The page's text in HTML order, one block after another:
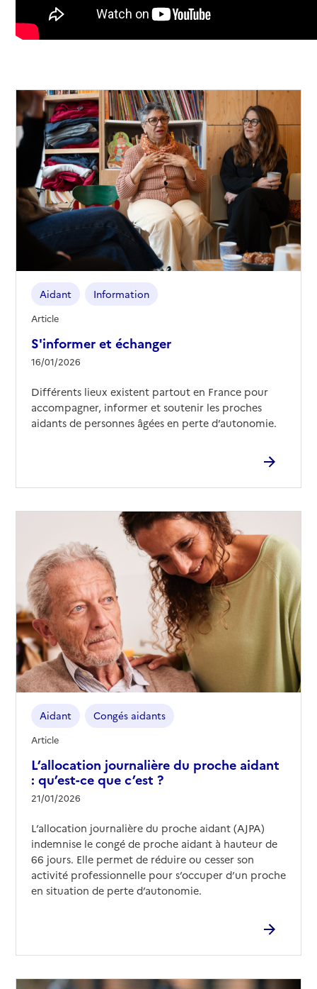
S'informer et échanger
16/01/2026
Aidant Information
Article
Différents lieux existent partout en France pour
accompagner, informer et soutenir les proches
aidants de personnes âgées en perte d’autonomie.
L’allocation journalière du proche aidant
: qu’est-ce que c’est ?
21/01/2026
Aidant Congés aidants
Article
L’allocation journalière du proche aidant (AJPA)
indemnise le congé de proche aidant à hauteur de
66 jours. Elle permet de réduire ou cesser son
activité professionnelle pour s’occuper d’un proche
en situation de perte d’autonomie.